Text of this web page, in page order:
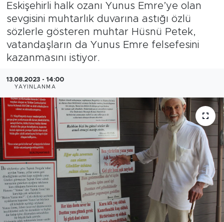
Eskişehirli halk ozanı Yunus Emre’ye olan
sevgisini muhtarlık duvarına astığı özlü
sözlerle gösteren muhtar Hüsnü Petek,
vatandaşların da Yunus Emre felsefesini
kazanmasını istiyor.
13.08.2023 - 14:00
YAYINLANMA
Ekonomi
Eğitim
Bölge
Teknoloji
Magazin
Dünya
Sektör
Son Dakika Haberleri
Haber Arşivi